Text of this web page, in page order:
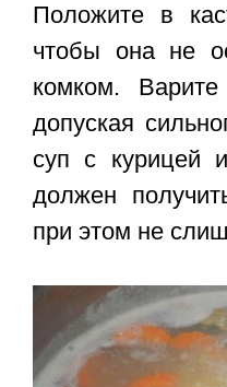
Положите в
чтобы она не
комком.
допуская
суп с курицей
должен
при этом не